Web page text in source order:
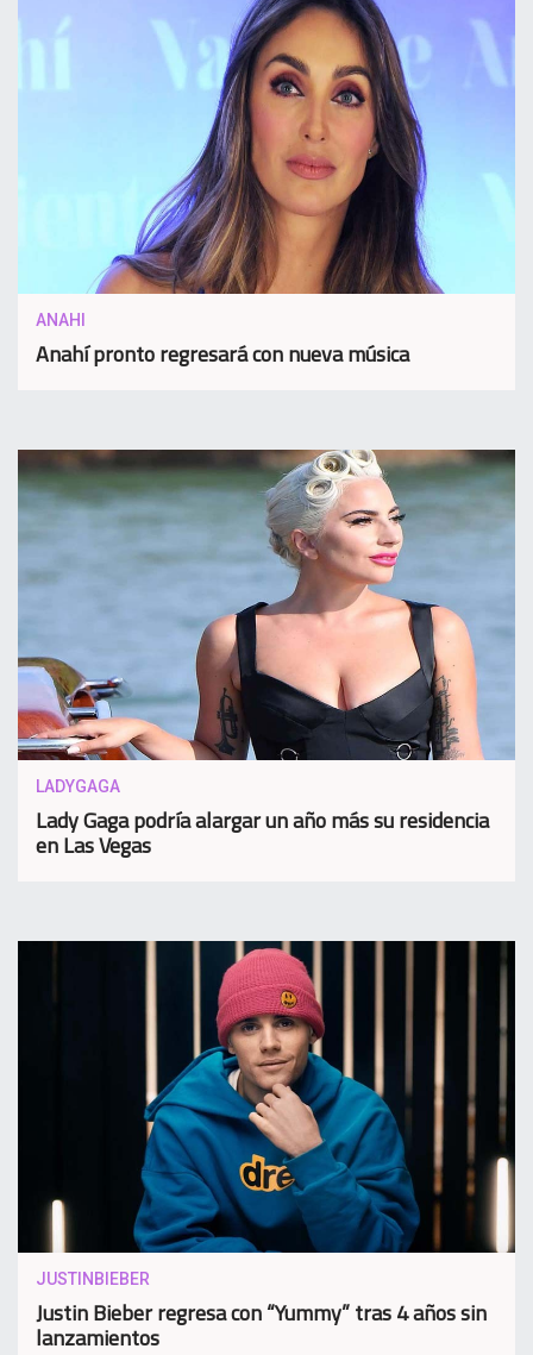
ANAHI
Anahí pronto regresará con nueva música
LADYGAGA
Lady Gaga podría alargar un año más su residencia
en Las Vegas
JUSTINBIEBER
Justin Bieber regresa con “Yummy” tras 4 años sin
lanzamientos